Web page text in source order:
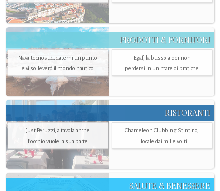
PRODOTTI & FORNITORI
Navaltecnosud, datemi un punto
e vi solleverò il mondo nautico
Egaf, la bussola per non
perdersi in un mare di pratiche
RISTORANTI
Just Peruzzi, a tavola anche
l’occhio vuole la sua parte
Chameleon Clubbing Stintino,
il locale dai mille volti
SALUTE & BENESSERE